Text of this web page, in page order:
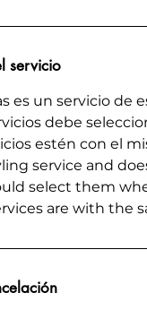
servicio
es un servicio de
debe
estén con el
service and
select them
are with the